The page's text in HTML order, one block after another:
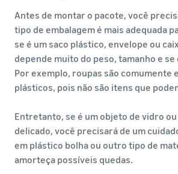
Antes de montar o pacote, você
tipo de embalagem é mais adequada
se é um saco plástico, envelope ou
depende muito do peso, tamanho e
Por exemplo, roupas são comumente
plásticos, pois não são itens que
Entretanto, se é um objeto de vidro
delicado, você precisará de um
em plástico bolha ou outro tipo de
amorteça possíveis quedas.